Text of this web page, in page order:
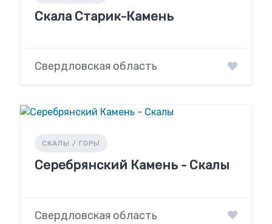
Скала Старик-Камень
Свердловская область
СКАЛЫ / ГОРЫ
Серебрянский Камень - Скалы
Свердловская область